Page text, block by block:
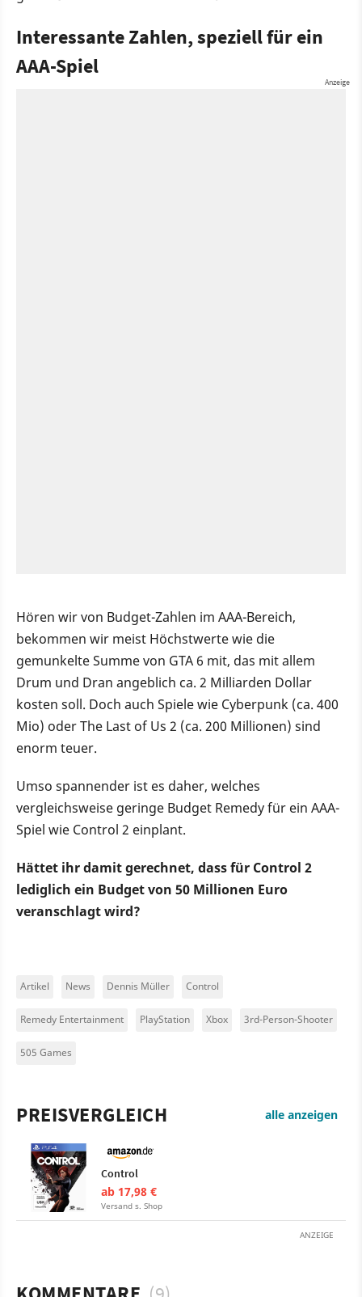
Interessante Zahlen, speziell für ein
AAA-Spiel
Hören wir von Budget-Zahlen im AAA-Bereich,
bekommen wir meist Höchstwerte wie die
gemunkelte Summe von GTA 6 mit, das mit allem
Drum und Dran angeblich ca. 2 Milliarden Dollar
kosten soll. Doch auch Spiele wie Cyberpunk (ca. 400
Mio) oder The Last of Us 2 (ca. 200 Millionen) sind
enorm teuer.
Umso spannender ist es daher, welches
vergleichsweise geringe Budget Remedy für ein AAA-
Spiel wie Control 2 einplant.
Hättet ihr damit gerechnet, dass für Control 2
lediglich ein Budget von 50 Millionen Euro
veranschlagt wird?
Artikel News Dennis Müller Control
Remedy Entertainment PlayStation Xbox 3rd-Person-Shooter
505 Games
PREISVERGLEICH alle anzeigen
Control
ab 17,98 €
Versand s. Shop
ANZEIGE